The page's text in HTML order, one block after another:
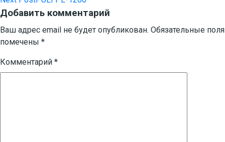
по
записям
Добавить комментарий
Ваш адрес email не будет опубликован. Обязательные поля
помечены *
Комментарий *